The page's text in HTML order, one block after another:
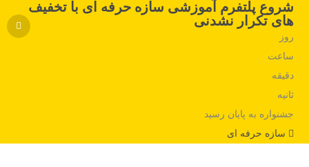
شروع پلتفرم آموزشی سازه حرفه ای با تخفیف
های تکرار نشدنی
روز
ساعت
دقیقه
ثانیه
جشنواره به پایان رسید
سازه حرفه ای